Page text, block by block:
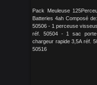
Pack Meuleuse
Batteries 4ah Composé
50506 - 1 perceuse
réf. 50504 - 1 sac
chargeur rapide 3,5A réf.
50516